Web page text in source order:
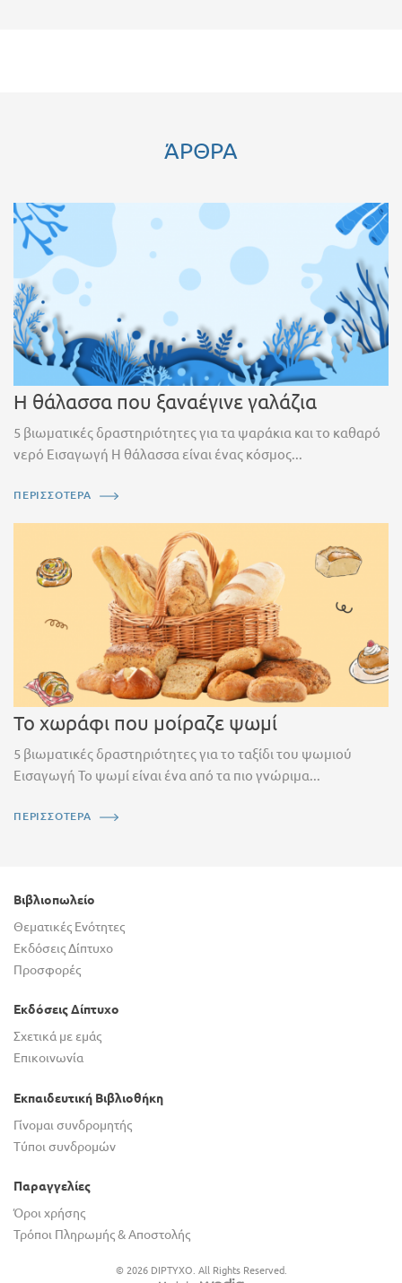
ΆΡΘΡΑ
Η θάλασσα που ξαναέγινε γαλάζια
5 βιωματικές δραστηριότητες για τα ψαράκια και το καθαρό
νερό Εισαγωγή Η θάλασσα είναι ένας κόσμος...
ΠΕΡΙΣΣΟΤΕΡΑ
Το χωράφι που μοίραζε ψωμί
5 βιωματικές δραστηριότητες για το ταξίδι του ψωμιού
Εισαγωγή Το ψωμί είναι ένα από τα πιο γνώριμα...
ΠΕΡΙΣΣΟΤΕΡΑ
Βιβλιοπωλείο
Θεματικές Ενότητες
Εκδόσεις Δίπτυχο
Προσφορές
Εκδόσεις Δίπτυχο
Σχετικά με εμάς
Επικοινωνία
Εκπαιδευτική Βιβλιοθήκη
Γίνομαι συνδρομητής
Τύποι συνδρομών
Παραγγελίες
Όροι χρήσης
Τρόποι Πληρωμής & Αποστολής
© 2026 DIPTYXO. All Rights Reserved.